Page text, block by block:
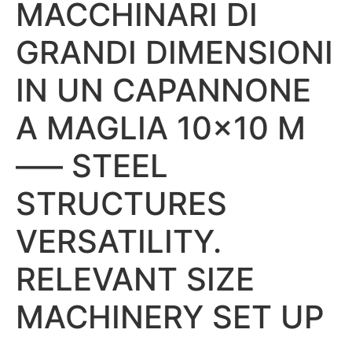
MACCHINARI DI
GRANDI DIMENSIONI
IN UN CAPANNONE
A MAGLIA 10×10 M
—– STEEL
STRUCTURES
VERSATILITY.
RELEVANT SIZE
MACHINERY SET UP